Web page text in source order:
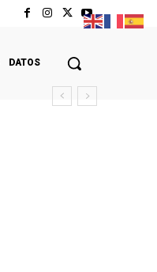
DATOS